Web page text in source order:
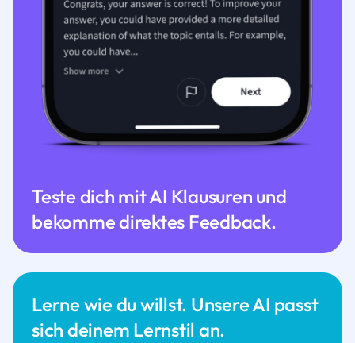
Lerne wie du willst. Unsere AI passt
sich deinem Lernstil an.
Teste dich mit AI Klausuren und
bekomme direktes Feedback.